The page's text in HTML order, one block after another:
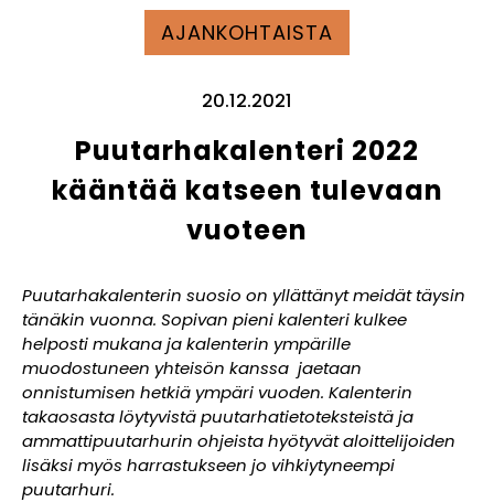
AJANKOHTAISTA
20.12.2021
Puutarhakalenteri 2022
kääntää katseen tulevaan
vuoteen
Puutarhakalenterin suosio on yllättänyt meidät täysin
tänäkin vuonna. Sopivan pieni kalenteri kulkee
helposti mukana ja kalenterin ympärille
muodostuneen yhteisön kanssa jaetaan
onnistumisen hetkiä ympäri vuoden. Kalenterin
takaosasta löytyvistä puutarhatietoteksteistä ja
ammattipuutarhurin ohjeista hyötyvät aloittelijoiden
lisäksi myös harrastukseen jo vihkiytyneempi
puutarhuri.